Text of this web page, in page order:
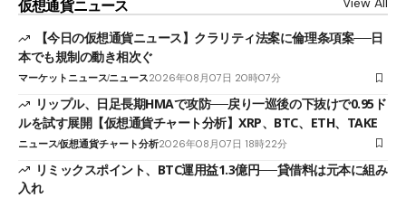
仮想通貨ニュース
【今日の仮想通貨ニュース】クラリティ法案に倫理条項案──日
本でも規制の動き相次ぐ
マーケットニュースニュース2026年08月07日 20時07分
リップル、日足長期HMAで攻防──戻り一巡後の下抜けで0.95ド
ルを試す展開【仮想通貨チャート分析】XRP、BTC、ETH、TAKE
ニュース仮想通貨チャート分析2026年08月07日 18時22分
リミックスポイント、BTC運用益1.3億円──貸借料は元本に組み
入れ